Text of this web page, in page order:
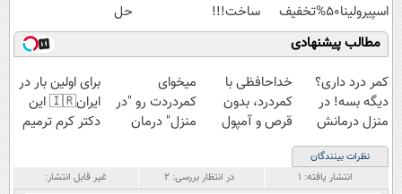
اسپیرولینا50%تخفیف
ساخت!!!
حل
شماست55%تخفیف
مطالب پیشنهادی
کمر درد داری؟
دیگه بسه! در
منزل درمانش
کن
(◀پرسش‌نامه)
خداحافظی با
کمردرد، بدون
قرص و آمپول
میخوای
کمردردت رو "در
منزل" درمان
برای اولین بار در
ایران🇮🇷 این
دکتر کرم ترمیم
نظرات بینندگان
انتشار یافته: ۱ در انتظار بررسی: ۲
غیر قابل انتشار: